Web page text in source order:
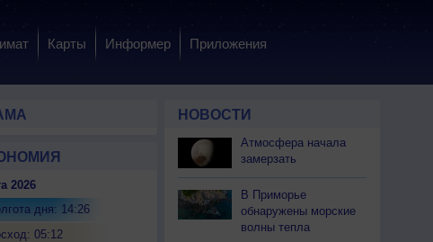
Карты Информер Приложения
2026
дня: 14:26
05:12
НОВОСТИ
Атмосфера начала
замерзать
В Приморье
обнаружены морские
волны тепла